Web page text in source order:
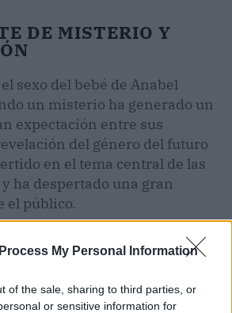
My Personal Information
of the sale, sharing to third parties, or
or sensitive information for
DE MISTERIO Y
sexo del bebé de Anabel
un misterio ha generado un
expectación entre sus
del género del futuro
en el tema central de las
ha despertado una gran
el público.
ha dejado claro quenadiemás
conoce el sexo del bebé, esto
que aumentar el interés y la
de Anabel. Todos esperan